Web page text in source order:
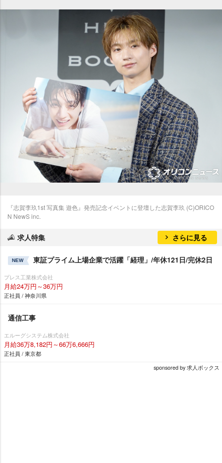
『志賀李玖1st 写真集 遊色』発売記念イベントに登壇した志賀李玖 (C)ORICO
N NewS inc.
求人特集 さらに見る
NEW 東証プライム上場企業で活躍「経理」/年休121日/完休2日
プレス工業株式会社
月給24万円～36万円
正社員 / 神奈川県
通信工事
エルーグシステム株式会社
月給36万8,182円～66万6,666円
正社員 / 東京都
sponsored by 求人ボックス